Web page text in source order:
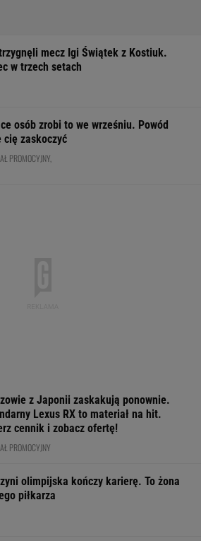
mecz Igi Świątek z Kostiuk.
w trzech setach
osób zrobi to we wrześniu. Powód
cię zaskoczyć
PROMOCYJNY,
z Japonii zaskakują ponownie.
Lexus RX to materiał na hit.
cennik i zobacz ofertę!
PROMOCYJNY
olimpijska kończy karierę. To żona
piłkarza